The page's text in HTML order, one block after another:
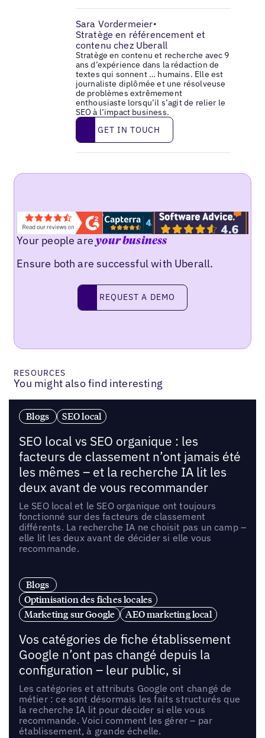
Sara Vordermeier•
Stratège en référencement et
contenu chez Uberall
Stratège en contenu et recherche avec 9
ans d’expérience dans la rédaction de
textes qui sonnent … humains. Elle est
journaliste diplômée et une résolveuse
de problèmes extrêmement
enthousiaste lorsqu’il s’agit de relier le
SEO à l’impact business.
Get in touch
GET IN TOUCH
Your people areyour business
Ensure both are successful with Uberall.
Request a demo
REQUEST A DEMO
RESOURCES
You might also find interesting
Blogs SEO local
SEO local vs SEO organique : les
facteurs de classement n’ont jamais été
les mêmes – et la recherche IA lit les
deux avant de vous recommander
Le SEO local et le SEO organique ont toujours
fonctionné sur des facteurs de classement
différents. La recherche IA ne choisit pas un camp –
elle lit les deux avant de décider si elle vous
recommande.
Blogs
Optimisation des fiches locales
Marketing sur Google
AEO marketing local
Vos catégories de fiche établissement
Google n’ont pas changé depuis la
configuration – leur public, si
Les catégories et attributs Google ont changé de
métier : ce sont désormais les faits structurés que
la recherche IA lit pour décider si elle vous
recommande. Voici comment les gérer – par
établissement, à grande échelle.